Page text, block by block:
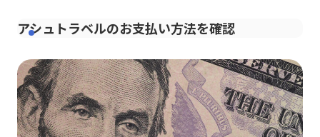
アシュトラベルのお支払い方法を確認